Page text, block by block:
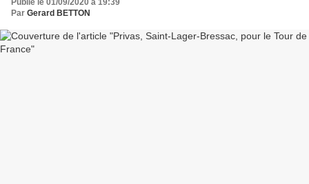
Publié le 01/09/2020 à 19:39
Par Gerard BETTON